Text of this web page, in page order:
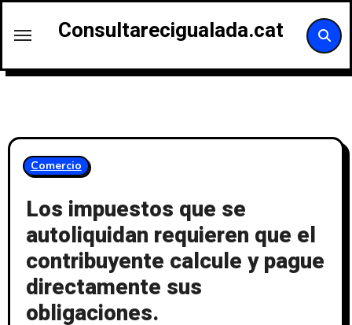
Consultarecigualada.cat
Comercio
Los impuestos que se
autoliquidan requieren que el
contribuyente calcule y pague
directamente sus
obligaciones.